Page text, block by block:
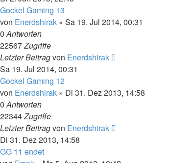
Gockel Gaming 13
von Enerdshirak » Sa 19. Jul 2014, 00:31
0Antworten
22567Zugriffe
Letzter Beitragvon Enerdshirak
Sa 19. Jul 2014, 00:31
Gockel Gaming 12
von Enerdshirak » Di 31. Dez 2013, 14:58
0Antworten
22344Zugriffe
Letzter Beitragvon Enerdshirak
Di 31. Dez 2013, 14:58
GG 11 endet